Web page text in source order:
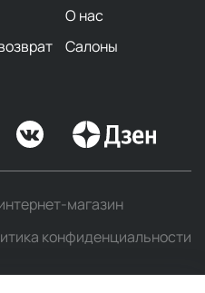
О нас
Салоны
магазин
конфиденциальности